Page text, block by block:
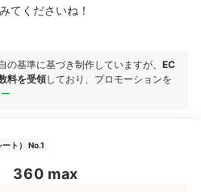
てくださいね！
基準に基づき制作していますが、 EC
料を受領しており、プロモーションを
ト） No.1
360 max